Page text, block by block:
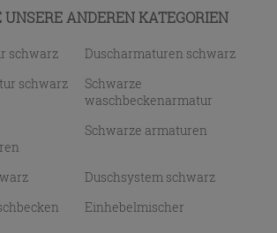
UNSERE ANDEREN KATEGORIEN
schwarz
Duscharmaturen schwarz
schwarz
Schwarze
waschbeckenarmatur
Schwarze armaturen
Duschsystem schwarz
Einhebelmischer